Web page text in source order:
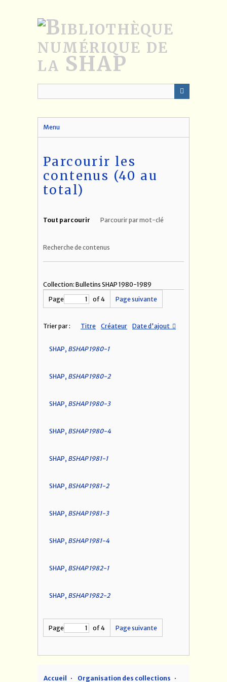
Menu
Parcourir les
contenus (40 au
total)
Tout parcourir Parcourir par mot-clé
Recherche de contenus
Collection: Bulletins SHAP 1980-1989
Page
of 4 Page suivante
Trier par : Titre Créateur Date d'ajout
SHAP, BSHAP 1980-1
SHAP, BSHAP 1980-2
SHAP, BSHAP 1980-3
SHAP, BSHAP 1980-4
SHAP, BSHAP 1981-1
SHAP, BSHAP 1981-2
SHAP, BSHAP 1981-3
SHAP, BSHAP 1981-4
SHAP, BSHAP 1982-1
SHAP, BSHAP 1982-2
Page of 4 Page suivante
Accueil Organisation des collections